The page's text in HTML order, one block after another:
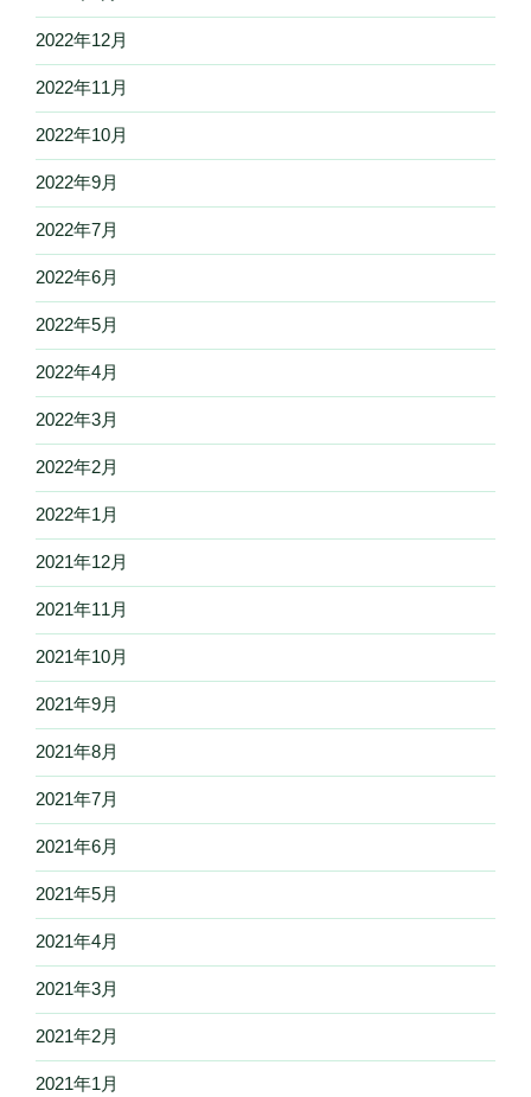
2022年12月
2022年11月
2022年10月
2022年9月
2022年7月
2022年6月
2022年5月
2022年4月
2022年3月
2022年2月
2022年1月
2021年12月
2021年11月
2021年10月
2021年9月
2021年8月
2021年7月
2021年6月
2021年5月
2021年4月
2021年3月
2021年2月
2021年1月